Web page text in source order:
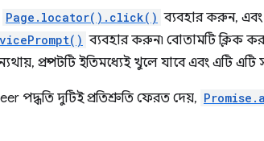
Page.locator().click() ব্যবহার করুন, এবং
ব্যবহার করুন৷ বোতামটি ক্লিক
প্রম্পটটি ইতিমধ্যেই খুলে যাবে এবং এটি
পদ্ধতি দুটিই প্রতিশ্রুতি ফেরত দেয়,